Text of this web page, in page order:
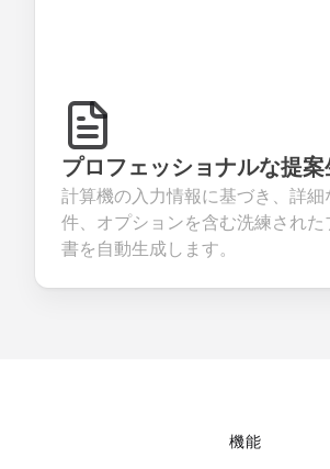
プロフェッショナルな提案
計算機の入力情報に基づき、詳細
件、オプションを含む洗練された
書を自動生成します。
機能